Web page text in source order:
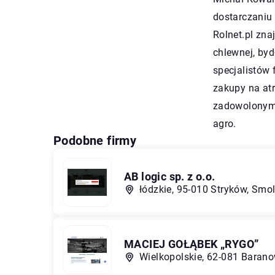
Rolnet.pl
chlewnej,
specjalistów
zakupy na
agro.
Podobne firmy
AB logic sp. z o.o.
łódzkie, 95-010 Stryków,
MACIEJ GOŁĄBEK „RYGO”
Wielkopolskie, 62-081